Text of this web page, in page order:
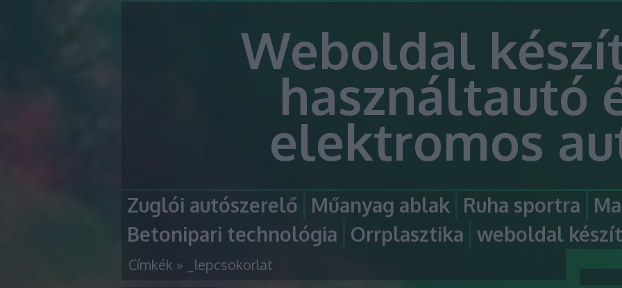
Weboldal
használtautó
elektromos
Zuglói autószerelő Műanyag ablak Ruha sportra
Betonipari technológia Orrplasztika weboldal
Címkék » _lepcsokorlat